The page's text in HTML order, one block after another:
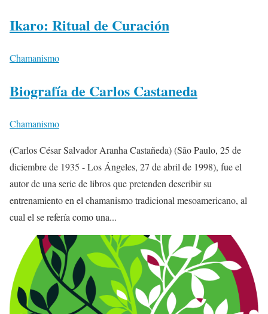
Ikaro: Ritual de Curación
Chamanismo
Biografía de Carlos Castaneda
Chamanismo
(Carlos César Salvador Aranha Castañeda) (São Paulo, 25 de
diciembre de 1935 - Los Ángeles, 27 de abril de 1998), fue el
autor de una serie de libros que pretenden describir su
entrenamiento en el chamanismo tradicional mesoamericano, al
cual el se refería como una...